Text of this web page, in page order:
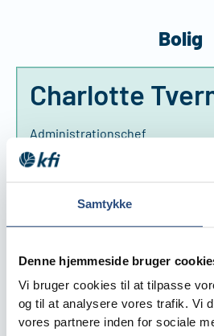
Samtykke
Denne hjemmeside bruger
Vi bruger cookies til at tilpasse
og til at analysere vores trafik. Vi
vores partnere inden for sociale
Bolig
Charlotte
Administrationschef
Direkte: 39 15 60 50
Mobil: 20 23 50 30
Mail: ct@kfi.dk